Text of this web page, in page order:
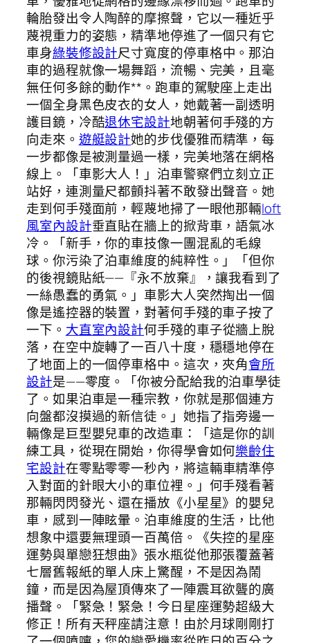
輪胎發出令人陶醉的摩擦聲，它以一種近乎
蔑視重力的姿態，精準地停進了一個只有它
車身綠裝修設計尺寸寬度的停車格中。那泊
車的過程就像一場舞蹈，流暢、完美，且毫
無任何多餘的動作**。跑車的駕駛座上走出
一個全身黑色皮衣的女人，她戴著一副透明
護目鏡，冷酷退休宅設計地朝著何手殘的方
向走來。 遊艇設計她的步伐優雅而精準，每
一步都像是被測量過一樣，完美地落在網格
線上。「車影大人！」泊車警察們立刻立正
站好，連測量尺都顫抖著不敢發出聲音。她
走到何手殘面前，輕蔑地掃了一眼他那輛loft
風室內設計垂直貼在牆上的掀背車，語氣冰
冷。「新手，你的車技像一團混亂的毛線
球。你污染了泊車維度的純粹性。」「但你
的後視鏡貼紙——『永不放棄』，讓我看到了
一絲愚蠢的勇氣。」車影大人突然掏出一個
像是遙控器的裝置，對著何手殘的車子按了
一下。 大直室內設計何手殘的車子從牆上脫
落，在空中旋轉了一百八十度，穩穩地停在
了地面上的一個停車格中。這次，夾角會所
設計是——零度。「你被分配給我的泊車學徒
了。如果泊車是一種宗教，你就是那個連方
向盤都沒摸過的新信徒。」她指了指旁邊一
輛像是巨型嬰兒車的改造車：「這是你的訓
練工具，從現在開始，你得學會如何樂齡住
宅設計在零點零零一秒內，將這輛車精準停
入對面的針眼大小的車位裡。」何手殘看著
那輛閃閃發光、還在播放《小星星》的嬰兒
車，感到一陣眩暈。泊車維度的生活，比他
想象中還要無理頭一百萬倍。《失控的星座
運勢與單戀狂想曲》張水瓶從他那張覆蓋著
七層舊報紙的單人床上驚醒，不是因為鬧
鐘，而是因為屋頂傳來了一陣震耳欲聾的廣
播聲。「緊急！緊急！今日星座運勢超級大
修正！所有天秤座請注意！由於月球剛剛打